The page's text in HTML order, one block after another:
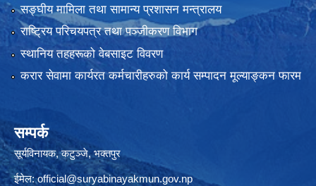
सङ्‍घीय मामिला तथा सामान्य प्रशासन मन्त्रालय
राष्ट्रिय परिचयपत्र तथा पञ्जीकरण विभाग
स्थानिय तहहरूको वेबसाइट विवरण
करार सेवामा कार्यरत कर्मचारीहरुको कार्य सम्पादन मूल्याङ्कन फारम
सम्पर्क
सूर्यविनायक, कटुञ्जे, भक्तपुर
ईमेल:official@suryabinayakmun.gov.np